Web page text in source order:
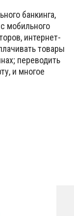
банкинга,
мобильного
интернет-
товары
переводить
и многое